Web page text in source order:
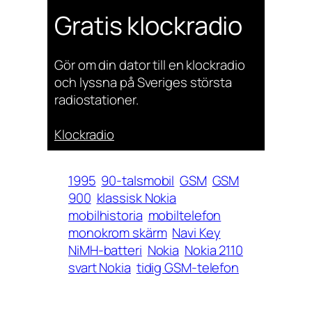
Gratis klockradio
Gör om din dator till en klockradio
och lyssna på Sveriges största
radiostationer.
Klockradio
1995 90-talsmobil GSM GSM
900 klassisk Nokia
mobilhistoria mobiltelefon
monokrom skärm Navi Key
NiMH-batteri Nokia Nokia 2110
svart Nokia tidig GSM-telefon